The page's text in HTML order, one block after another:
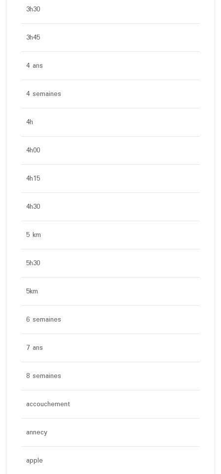
3h30
3h45
4 ans
4 semaines
4h
4h00
4h15
4h30
5 km
5h30
5km
6 semaines
7 ans
8 semaines
accouchement
annecy
apple